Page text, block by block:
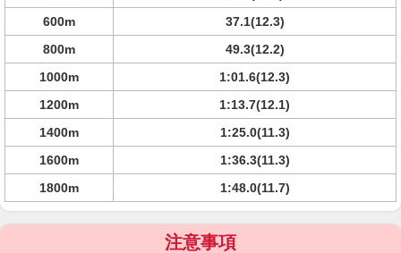
600m
37.1(12.3)
800m
49.3(12.2)
1000m
1:01.6(12.3)
1200m
1:13.7(12.1)
1400m
1:25.0(11.3)
1600m
1:36.3(11.3)
1800m
1:48.0(11.7)
注意事項